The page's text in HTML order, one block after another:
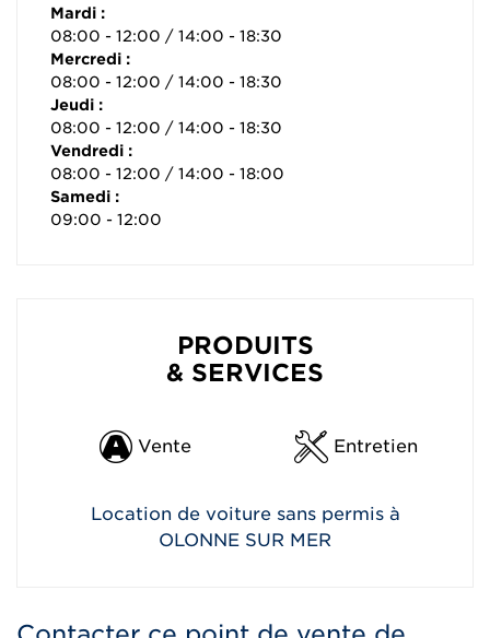
Mardi :
08:00 - 12:00 / 14:00 - 18:30
Mercredi :
08:00 - 12:00 / 14:00 - 18:30
Jeudi :
08:00 - 12:00 / 14:00 - 18:30
Vendredi :
08:00 - 12:00 / 14:00 - 18:00
Samedi :
09:00 - 12:00
PRODUITS
& SERVICES
Vente Entretien
Location de voiture sans permis à
OLONNE SUR MER